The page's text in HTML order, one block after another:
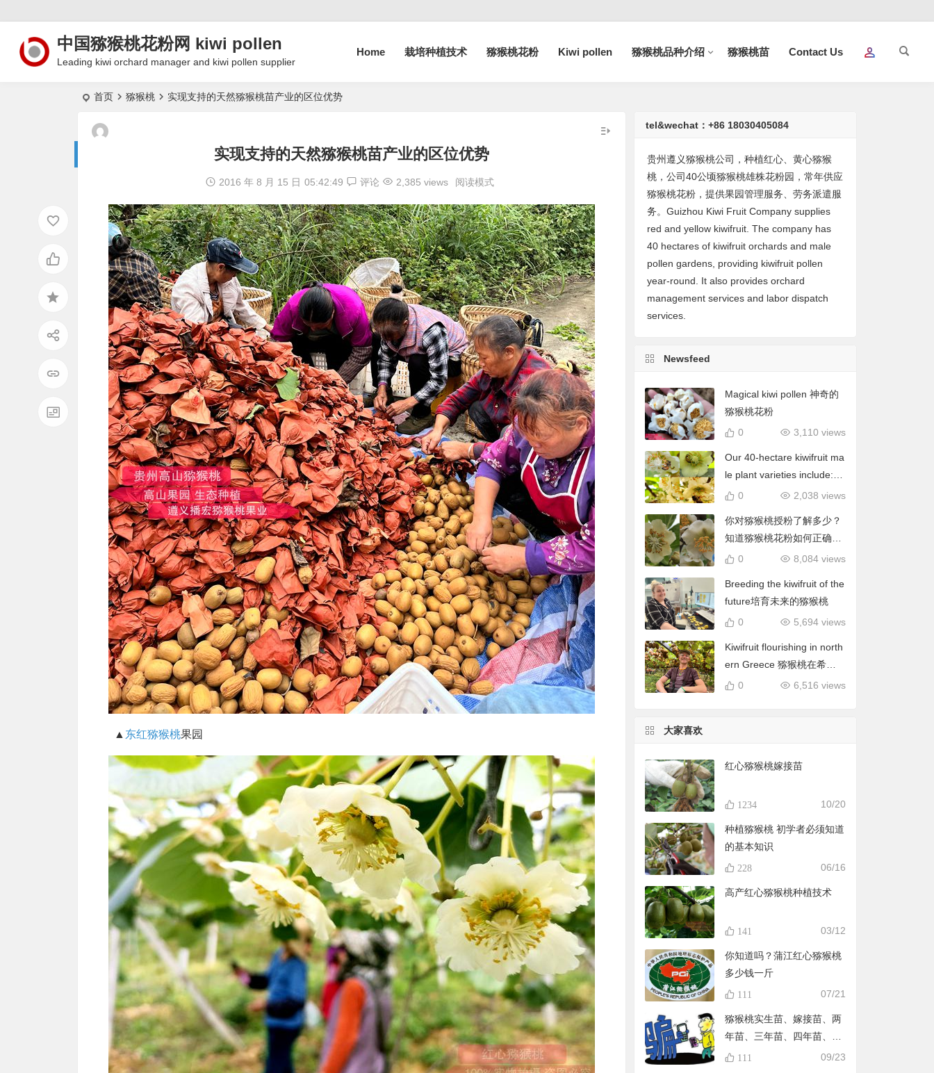
中国猕猴桃花粉网 kiwi pollen
Leading kiwi orchard manager and kiwi pollen supplier
Home 栽培种植技术 猕猴桃花粉 Kiwi pollen 猕猴桃品种介绍 猕猴桃苗 Contact Us
首页 猕猴桃 实现支持的天然猕猴桃苗产业的区位优势
实现支持的天然猕猴桃苗产业的区位优势
2016 年 8 月 15 日 05:42:49 评论 2,385 views 阅读模式
▲ 东红猕猴桃果园
tel&wechat：+86 18030405084
贵州遵义猕猴桃公司，种植红心、黄心猕猴
桃，公司40公顷猕猴桃雄株花粉园，常年供应
猕猴桃花粉，提供果园管理服务、劳务派遣服
务。Guizhou Kiwi Fruit Company supplies
red and yellow kiwifruit. The company has
40 hectares of kiwifruit orchards and male
pollen gardens, providing kiwifruit pollen
year-round. It also provides orchard
management services and labor dispatch
services.
Newsfeed
Magical kiwi pollen 神奇的
猕猴桃花粉
3,110 views
0
Our 40-hectare kiwifruit ma
le plant varieties include: C
hieftain, Matua, Tumari.我
括酋长、陶木里等
2,038 views
0
你对猕猴桃授粉了解多少？
知道猕猴桃花粉如何正确使
用吗？
8,084 views
0
Breeding the kiwifruit of the
future培育未来的猕猴桃
5,694 views
0
Kiwifruit flourishing in north
ern Greece 猕猴桃在希腊
北部蓬勃发展
6,516 views
0
大家喜欢
红心猕猴桃嫁接苗
1234 10/20
种植猕猴桃 初学者必须知道
的基本知识
228 06/16
高产红心猕猴桃种植技术
141 03/12
你知道吗？蒲江红心猕猴桃
多少钱一斤
111 07/21
猕猴桃实生苗、嫁接苗、两
年苗、三年苗、四年苗、五
年苗，教大家怎样避免在淘
111 09/23